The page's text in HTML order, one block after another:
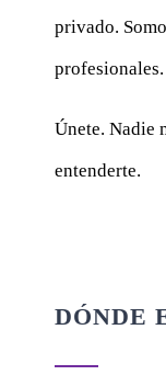
privado.
profesionales.
Únete. Nadie
entenderte.
DÓNDE